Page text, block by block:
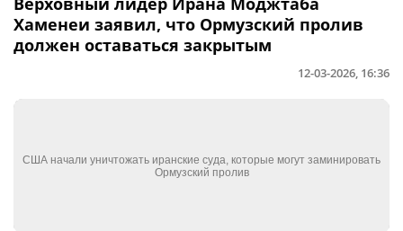
Хаменеи заявил, что Ормузский пролив
должен оставаться закрытым
12-03-2026, 16:36